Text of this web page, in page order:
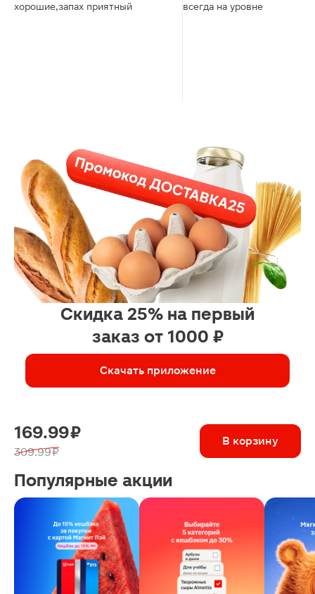
хорошие,запах приятный
всегда на уровне
Скидка 25% на первый
заказ от 1000 ₽
Скачать приложение
169.99 ₽
309.99 ₽
В корзину
Популярные акции